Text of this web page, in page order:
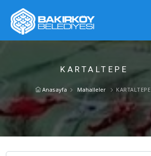
KARTALTEPE
Anasayfa Mahalleler KARTALTEPE